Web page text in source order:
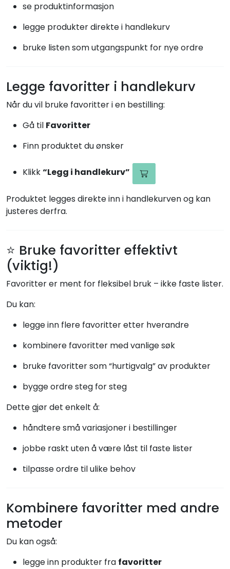
se produktinformasjon
legge produkter direkte i handlekurv
bruke listen som utgangspunkt for nye ordre
Legge favoritter i handlekurv
Når du vil bruke favoritter i en bestilling:
Gå til Favoritter
Finn produktet du ønsker
Klikk“Legg i handlekurv”
Produktet legges direkte inn i handlekurven og kan
justeres derfra.
⭐ Bruke favoritter effektivt
(viktig!)
Favoritter er ment for fleksibel bruk – ikke faste lister.
Du kan:
legge inn flere favoritter etter hverandre
kombinere favoritter med vanlige søk
bruke favoritter som “hurtigvalg” av produkter
bygge ordre steg for steg
Dette gjør det enkelt å:
håndtere små variasjoner i bestillinger
jobbe raskt uten å være låst til faste lister
tilpasse ordre til ulike behov
Kombinere favoritter med andre
metoder
Du kan også:
legge inn produkter fra favoritter